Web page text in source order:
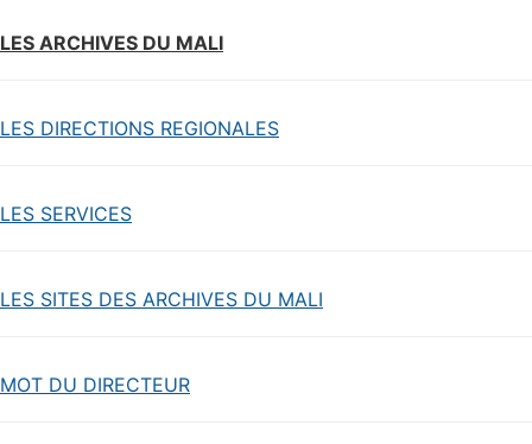
LES ARCHIVES DU MALI
LES DIRECTIONS REGIONALES
LES SERVICES
LES SITES DES ARCHIVES DU MALI
MOT DU DIRECTEUR